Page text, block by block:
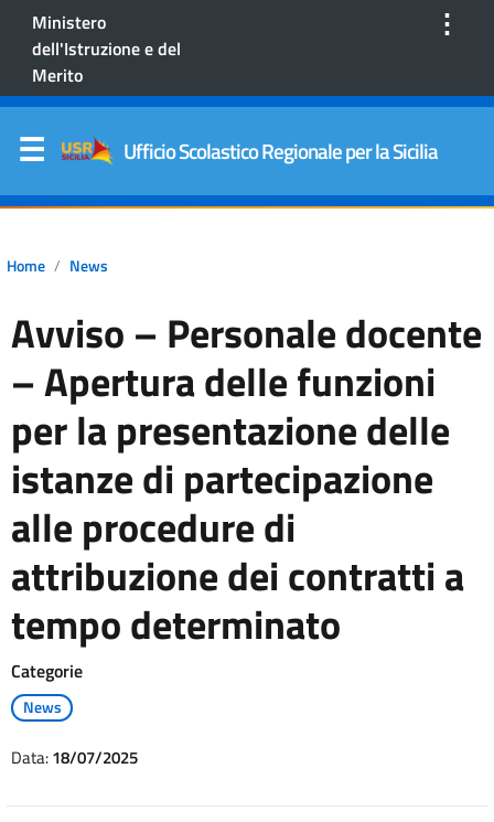
Ministero
dell'Istruzione e del
Merito
⋮
Ufficio Scolastico Regionale per la Sicilia
Home News
Avviso – Personale docente
– Apertura delle funzioni
per la presentazione delle
istanze di partecipazione
alle procedure di
attribuzione dei contratti a
tempo determinato
Categorie
News
Data:18/07/2025